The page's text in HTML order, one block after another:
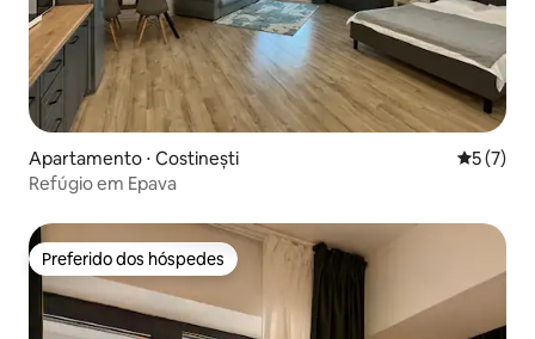
Apartamento ⋅ Costinești 5 de
5 (7)
Refúgio em Epava
Preferido dos hóspedes
Preferido dos hóspedes